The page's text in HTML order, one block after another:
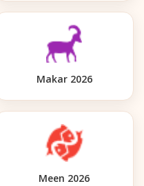
Makar 2026
Meen 2026